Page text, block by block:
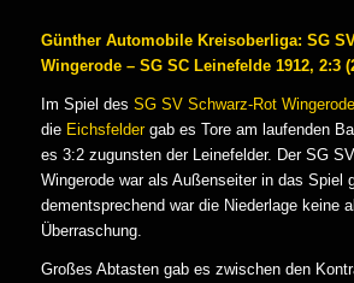
Günther Automobile Kreisoberliga: SG
Wingerode – SG SC Leinefelde 1912, 2:3
Im Spiel des SG SV Schwarz-Rot Wingerode
die Eichsfeldergab es Tore am laufenden
es 3:2 zugunsten der Leinefelder. Der SG
Wingerode war als Außenseiter in das Spiel
dementsprechend war die Niederlage keine
Überraschung.
Großes Abtasten gab es zwischen den